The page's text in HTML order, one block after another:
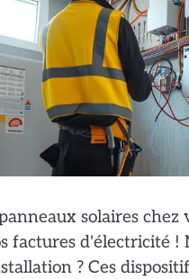
solaires
factures d'électricité !
? Ces